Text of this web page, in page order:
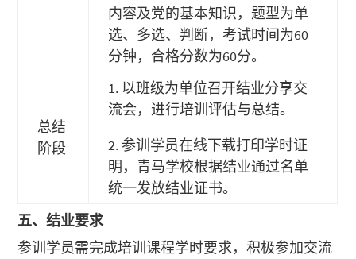
内容及党的基本知识，题型为单
选、多选、判断，考试时间为60
分钟，合格分数为60分。
总结
阶段
1. 以班级为单位召开结业分享交
流会，进行培训评估与总结。
2. 参训学员在线下载打印学时证
明，青马学校根据结业通过名单
统一发放结业证书。
五、结业要求
参训学员需完成培训课程学时要求，积极参加交流